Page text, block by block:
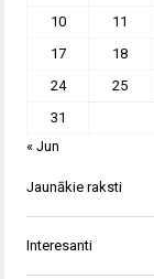
10
11
17
18
24
25
31
« Jun
Jaunākie raksti
Interesanti